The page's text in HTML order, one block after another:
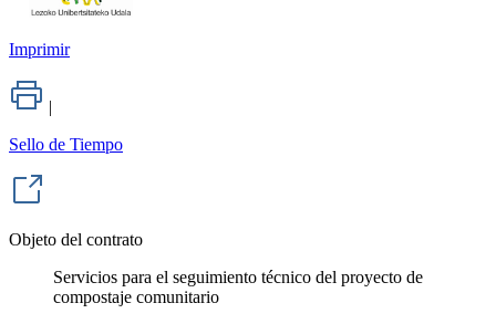
Imprimir
|
Sello de Tiempo
Objeto del contrato
Servicios para el seguimiento técnico del proyecto de
compostaje comunitario